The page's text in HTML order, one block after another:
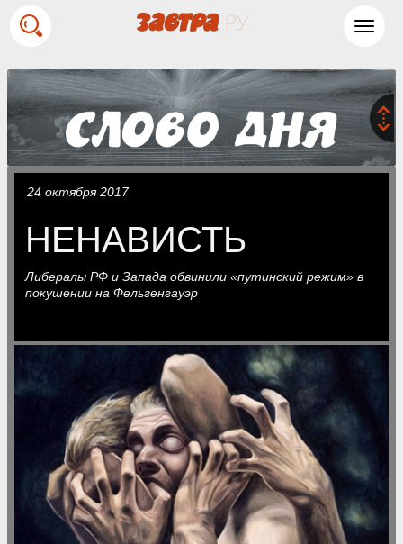
24 октября 2017
НЕНАВИСТЬ
Либералы РФ и Запада обвинили «путинский режим» в
покушении на Фельгенгауэр